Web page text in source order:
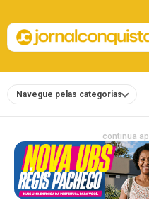
Navegue pelas categorias
continua